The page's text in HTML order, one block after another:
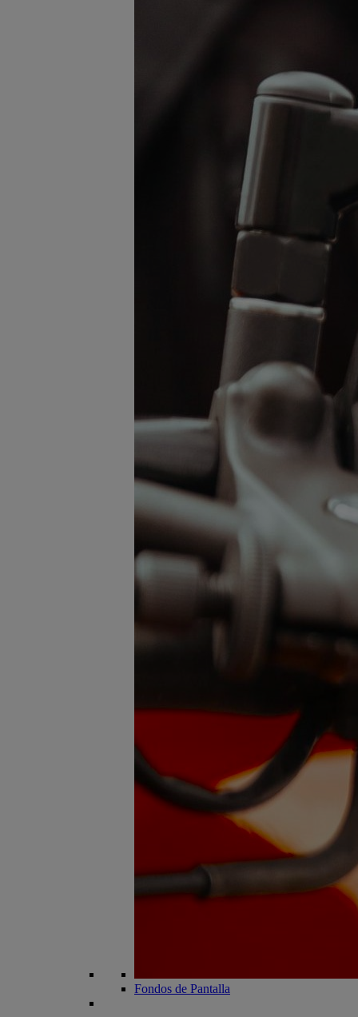
Fondos de Pantalla